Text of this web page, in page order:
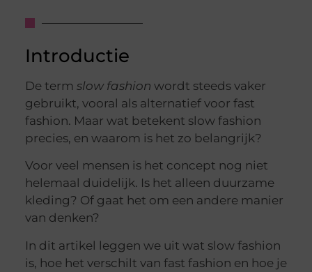
Introductie
De term slow fashion wordt steeds vaker
gebruikt, vooral als alternatief voor fast
fashion. Maar wat betekent slow fashion
precies, en waarom is het zo belangrijk?
Voor veel mensen is het concept nog niet
helemaal duidelijk. Is het alleen duurzame
kleding? Of gaat het om een andere manier
van denken?
In dit artikel leggen we uit wat slow fashion
is, hoe het verschilt van fast fashion en hoe je